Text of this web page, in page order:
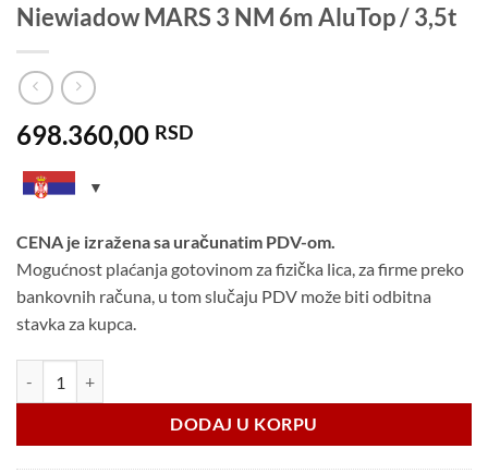
Niewiadow MARS 3 NM 6m AluTop / 3,5t
698.360,00 RSD
CENA je izražena sa uračunatim PDV-om.
Mogućnost plaćanja gotovinom za fizička lica, za firme preko
bankovnih računa, u tom slučaju PDV može biti odbitna
stavka za kupca.
DODAJ U KORPU